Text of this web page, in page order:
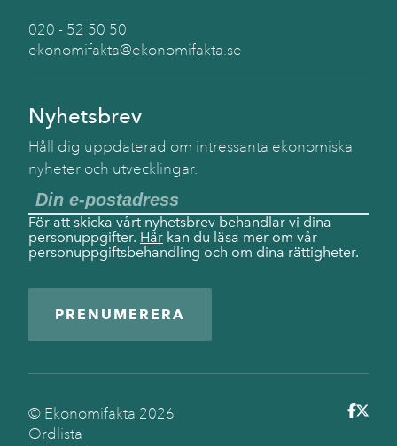
020 - 52 50 50
ekonomifakta@ekonomifakta.se
Nyhetsbrev
Håll dig uppdaterad om intressanta ekonomiska
nyheter och utvecklingar.
För att skicka vårt nyhetsbrev behandlar vi dina
personuppgifter. Här kan du läsa mer om vår
personuppgiftsbehandling och om dina rättigheter.
PRENUMERERA
© Ekonomifakta 2026
Ordlista